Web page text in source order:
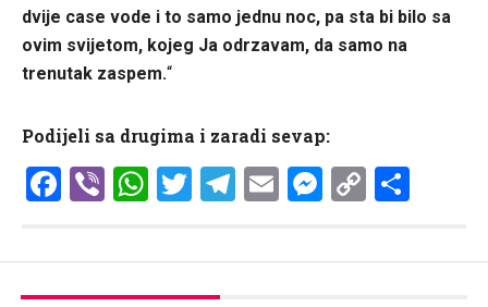
dvije case vode i to samo jednu noc, pa sta bi bilo sa
ovim svijetom, kojeg Ja odrzavam, da samo na
trenutak zaspem.“
Podijeli sa drugima i zaradi sevap:
Facebook
ViberWhatsApp
Twitter
Telegram
EmailCopy